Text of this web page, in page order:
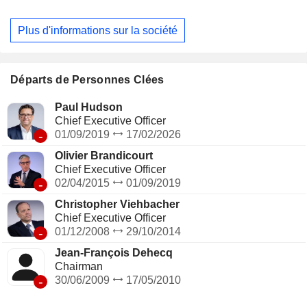
autres (22,2%).
Plus d'informations sur la société
Départs de Personnes Clées
-
Paul Hudson
Chief Executive Officer
01/09/2019
17/02/2026
-
Olivier Brandicourt
Chief Executive Officer
02/04/2015
01/09/2019
-
Christopher Viehbacher
Chief Executive Officer
01/12/2008
29/10/2014
-
Jean-François Dehecq
Chairman
30/06/2009
17/05/2010